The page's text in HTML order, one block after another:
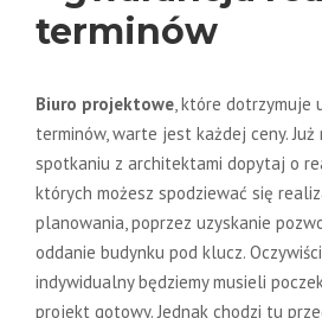
terminów
Biuro projektowe, które dotrzymuje
terminów, warte jest każdej ceny. Już
spotkaniu z architektami dopytaj o
których możesz spodziewać się
planowania, poprzez uzyskanie
oddanie budynku pod klucz.
indywidualny będziemy musieli
projekt gotowy. Jednak chodzi tu